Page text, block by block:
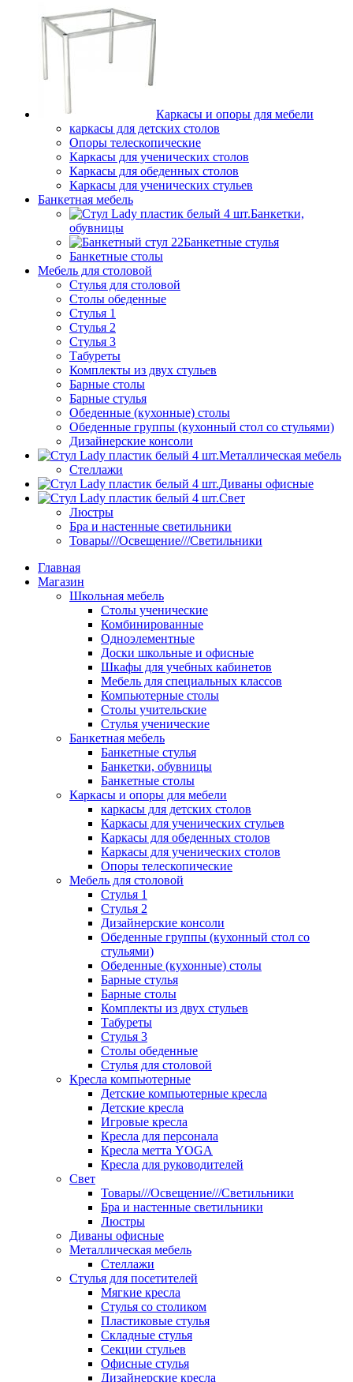
Каркасы и опоры для мебели
каркасы для детских столов
Опоры телескопические
Каркасы для ученических столов
Каркасы для обеденных столов
Каркасы для ученических стульев
Банкетная мебель
Банкетки,
обувницы
Банкетные стулья
Банкетные столы
Мебель для столовой
Стулья для столовой
Столы обеденные
Стулья 1
Стулья 2
Стулья 3
Табуреты
Комплекты из двух стульев
Барные столы
Барные стулья
Обеденные (кухонные) столы
Обеденные группы (кухонный стол со стульями)
Дизайнерские консоли
Металлическая мебель
Стеллажи
Диваны офисные
Свет
Люстры
Бра и настенные светильники
Товары///Освещение///Светильники
Главная
Магазин
Школьная мебель
Столы ученические
Комбинированные
Одноэлементные
Доски школьные и офисные
Шкафы для учебных кабинетов
Мебель для специальных классов
Компьютерные столы
Столы учительские
Стулья ученические
Банкетная мебель
Банкетные стулья
Банкетки, обувницы
Банкетные столы
Каркасы и опоры для мебели
каркасы для детских столов
Каркасы для ученических стульев
Каркасы для обеденных столов
Каркасы для ученических столов
Опоры телескопические
Мебель для столовой
Стулья 1
Стулья 2
Дизайнерские консоли
Обеденные группы (кухонный стол со
стульями)
Обеденные (кухонные) столы
Барные стулья
Барные столы
Комплекты из двух стульев
Табуреты
Стулья 3
Столы обеденные
Стулья для столовой
Кресла компьютерные
Детские компьютерные кресла
Детские кресла
Игровые кресла
Кресла для персонала
Кресла метта YOGA
Кресла для руководителей
Свет
Товары///Освещение///Светильники
Бра и настенные светильники
Люстры
Диваны офисные
Металлическая мебель
Стеллажи
Стулья для посетителей
Мягкие кресла
Стулья со столиком
Пластиковые стулья
Складные стулья
Секции стульев
Офисные стулья
Дизайнерские кресла